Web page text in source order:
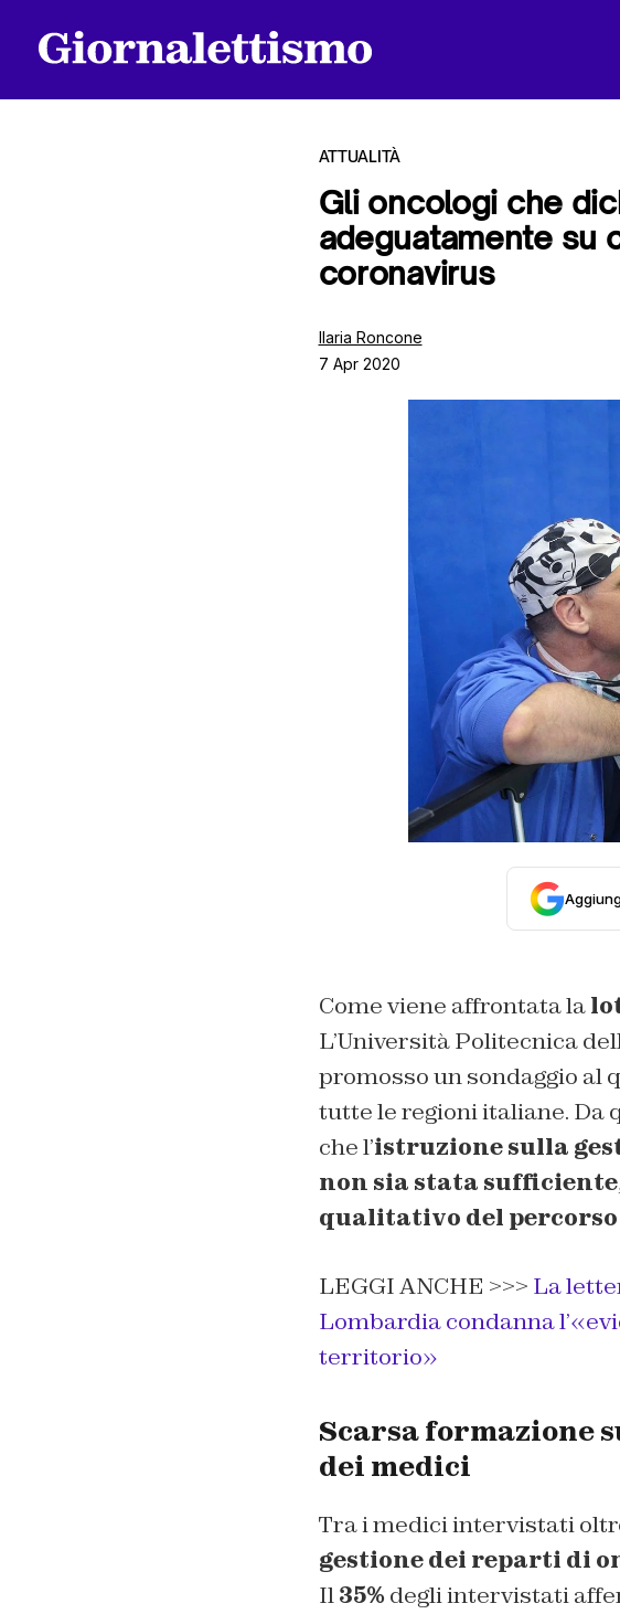
ATTUALITÀ
Gli oncologi che
adeguatamente su
coronavirus
Ilaria Roncone
7 Apr 2020
Come viene affrontata la
L’Università Politecnica
promosso un sondaggio al
tutte le regioni italiane. Da
che l’istruzione sulla
non sia stata sufficiente
qualitativo del
LEGGI ANCHE >>> La
Lombardia condanna
territorio»
Scarsa formazione
dei medici
Tra i medici intervistati
gestione dei reparti di
Il35% degli intervistati